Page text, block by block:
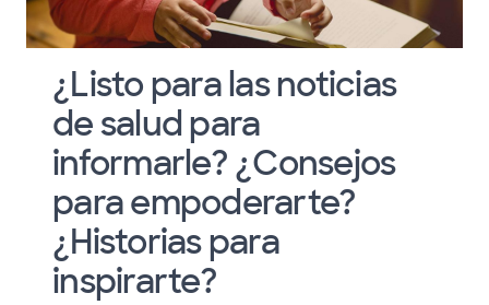
¿Listo para las noticias
de salud para
informarle? ¿Consejos
para empoderarte?
¿Historias para
inspirarte?